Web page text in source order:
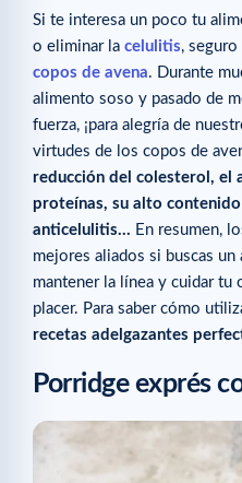
Si te interesa un poco tu
o eliminar la celulitis,
copos de avena. Durante
alimento soso y pasado de
fuerza, ¡para alegría de
virtudes de los copos de
reducción del colesterol, el
proteínas, su alto
anticelulitis… En resumen,
mejores aliados si buscas
mantener la línea y cuidar tu
placer. Para saber cómo
recetas adelgazantes
Porridge exprés